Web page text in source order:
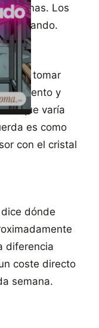
Los
contando.
Y tomar
y
que varía
es como
con el cristal
dónde
diferencia
coste directo
semana.